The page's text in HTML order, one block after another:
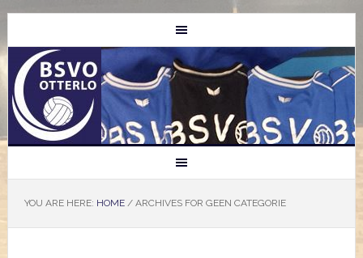
YOU ARE HERE: HOME /ARCHIVES FOR GEEN CATEGORIE